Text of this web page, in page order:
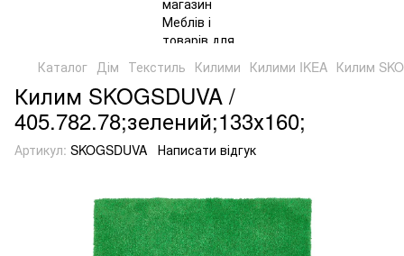
Каталог Дім Текстиль Килими Килими IKEA Килим
Килим SKOGSDUVA /
405.782.78;зелений;133х160;
Артикул: SKOGSDUVA Написати відгук